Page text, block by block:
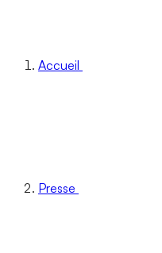
Accueil
Presse